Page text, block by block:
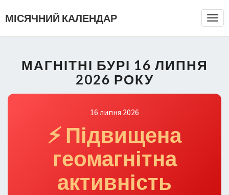
МІСЯЧНИЙ КАЛЕНДАР
МАГНІТНІ БУРІ 16 ЛИПНЯ
2026 РОКУ
16 липня 2026
⚡ Підвищена
геомагнітна
активність